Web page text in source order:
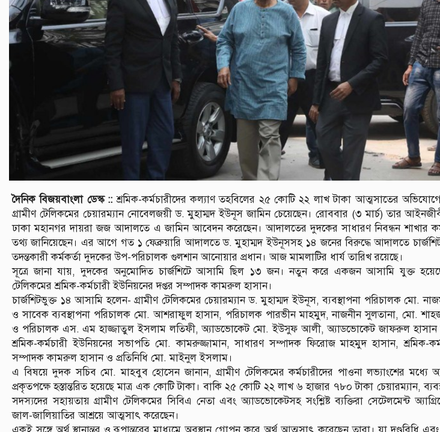
দৈনিক বিজয়বাংলা ডেস্ক :: শ্রমিক-কর্মচারীদের কল্যাণ তহবিলের ২৫ কোটি ২২ লাখ টাকা আত্মসাতের
গ্রামীণ টেলিকমের চেয়ারম্যান নোবেলজয়ী ড. মুহাম্মদ ইউনূস জামিন চেয়েছেন। রোববার (৩ মার্চ) তার
ঢাকা মহানগর দায়রা জজ আদালতে এ জামিন আবেদন করেছেন। আদালতের দুদকের সাধারণ নিবন্ধন শাখার
তথ্য জানিয়েছেন। এর আগে গত ১ ফেব্রুয়ারি আদালতে ড. মুহাম্মদ ইউনূসসহ ১৪ জনের বিরুদ্ধে আদালতে
তদন্তকারী কর্মকর্তা দুদকের উপ-পরিচালক গুলশান আনোয়ার প্রধান। আজ মামলাটির ধার্য তারিখ রয়েছে।
সূত্রে জানা যায়, দুদকের অনুমোদিত চার্জশিটে আসামি ছিল ১৩ জন। নতুন করে একজন আসামি যুক্ত
টেলিকমের শ্রমিক-কর্মচারী ইউনিয়নের দপ্তর সম্পাদক কামরুল হাসান।
চার্জশিটভুক্ত ১৪ আসামি হলেন- গ্রামীণ টেলিকমের চেয়ারম্যান ড. মুহাম্মদ ইউনূস, ব্যবস্থাপনা পরিচালক মো.
ও সাবেক ব্যবস্থাপনা পরিচালক মো. আশরাফুল হাসান, পরিচালক পারভীন মাহমুদ, নাজনীন সুলতানা, মো.
ও পরিচালক এস. এম হাজ্জাতুল ইসলাম লতিফী, অ্যাডভোকেট মো. ইউসুফ আলী, অ্যাডভোকেট জাফরুল হাসান
শ্রমিক-কর্মচারী ইউনিয়নের সভাপতি মো. কামরুজ্জামান, সাধারণ সম্পাদক ফিরোজ মাহমুদ হাসান, শ্রমিক-
সম্পাদক কামরুল হাসান ও প্রতিনিধি মো. মাইনুল ইসলাম।
এ বিষয়ে দুদক সচিব মো. মাহবুব হোসেন জানান, গ্রামীণ টেলিকমের কর্মচারীদের পাওনা লভ্যাংশের মধ্যে
প্রকৃতপক্ষে হস্তান্তরিত হয়েছে মাত্র এক কোটি টাকা। বাকি ২৫ কোটি ২২ লাখ ৬ হাজার ৭৮০ টাকা চেয়ারম্যান,
সদস্যদের সহায়তায় গ্রামীণ টেলিকমের সিবিএ নেতা এবং অ্যাডভোকেটসহ সংশ্লিষ্ট ব্যক্তিরা সেটেলমেন্ট
জাল-জালিয়াতির আশ্রয়ে আত্মসাৎ করেছেন।